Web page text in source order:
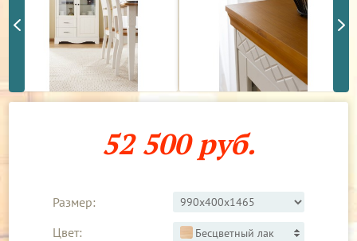
52 500 руб.
Размер:
Цвет:
Бесцветный лак